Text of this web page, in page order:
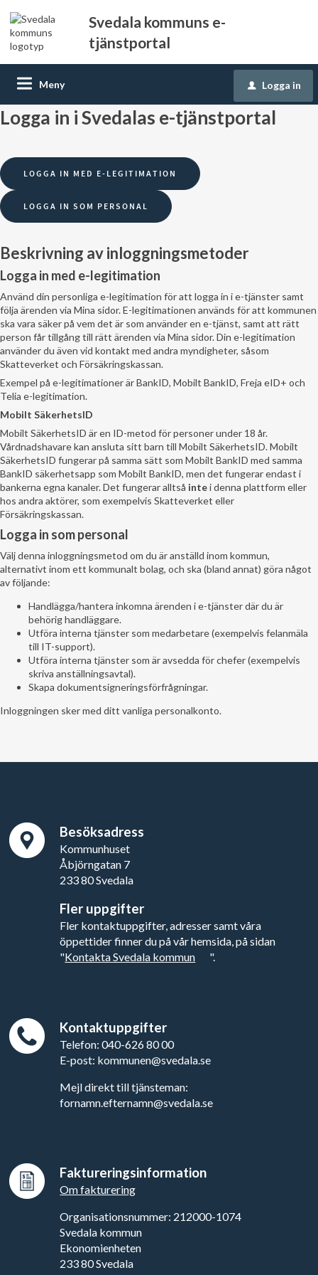
Svedala kommuns e-
tjänstportal
Meny u Logga in
Logga in i Svedalas e-tjänstportal
Beskrivning av inloggningsmetoder
Logga in med e-legitimation
Använd din personliga e-legitimation för att logga in i e-tjänster samt
följa ärenden via Mina sidor. E-legitimationen används för att kommunen
ska vara säker på vem det är som använder en e-tjänst, samt att rätt
person får tillgång till rätt ärenden via Mina sidor. Din e-legitimation
använder du även vid kontakt med andra myndigheter, såsom
Skatteverket och Försäkringskassan.
Exempel på e-legitimationer är BankID, Mobilt BankID, Freja eID+ och
Telia e-legitimation.
Mobilt SäkerhetsID
Mobilt SäkerhetsID är en ID-metod för personer under 18 år.
Vårdnadshavare kan ansluta sitt barn till Mobilt SäkerhetsID. Mobilt
SäkerhetsID fungerar på samma sätt som Mobilt BankID med samma
BankID säkerhetsapp som Mobilt BankID, men det fungerar endast i
bankerna egna kanaler. Det fungerar alltså intei denna plattform eller
hos andra aktörer, som exempelvis Skatteverket eller
Försäkringskassan.
Logga in som personal
Välj denna inloggningsmetod om du är anställd inom kommun,
alternativt inom ett kommunalt bolag, och ska (bland annat) göra något
av följande:
Handlägga/hantera inkomna ärenden i e-tjänster där du är
behörig handläggare.
Utföra interna tjänster som medarbetare (exempelvis felanmäla
till IT-support).
Utföra interna tjänster som är avsedda för chefer (exempelvis
skriva anställningsavtal).
Skapa dokumentsigneringsförfrågningar.
Inloggningen sker med ditt vanliga personalkonto.
Besöksadress
Kommunhuset
Åbjörngatan 7
233 80 Svedala
Fler uppgifter
Fler kontaktuppgifter, adresser samt våra
öppettider finner du på vår hemsida, på sidan
"Kontakta Svedala kommun ".
Kontaktuppgifter
Telefon: 040-626 80 00
E-post: kommunen@svedala.se
Mejl direkt till tjänsteman:
fornamn.efternamn@svedala.se
Faktureringsinformation
Om fakturering
Organisationsnummer: 212000-1074
Svedala kommun
Ekonomienheten
233 80 Svedala